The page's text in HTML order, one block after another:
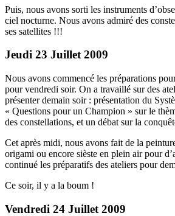
Puis, nous avons sorti les instruments
ciel nocturne. Nous avons admiré des
ses satellites !!!
Jeudi 23 Juillet 2009
Nous avons commencé les préparations
pour vendredi soir. On a travaillé sur des
présenter demain soir : présentation du
« Questions pour un Champion » sur le
des constellations, et un débat sur la
Cet après midi, nous avons fait de la
origami ou encore sièste en plein air pour
continué les préparatifs des ateliers pour
Ce soir, il y a la boum !
Vendredi 24 Juillet 2009